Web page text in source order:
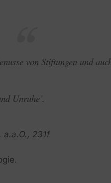
von Stiftungen und
Unruhe’.
a.a.O., 231f